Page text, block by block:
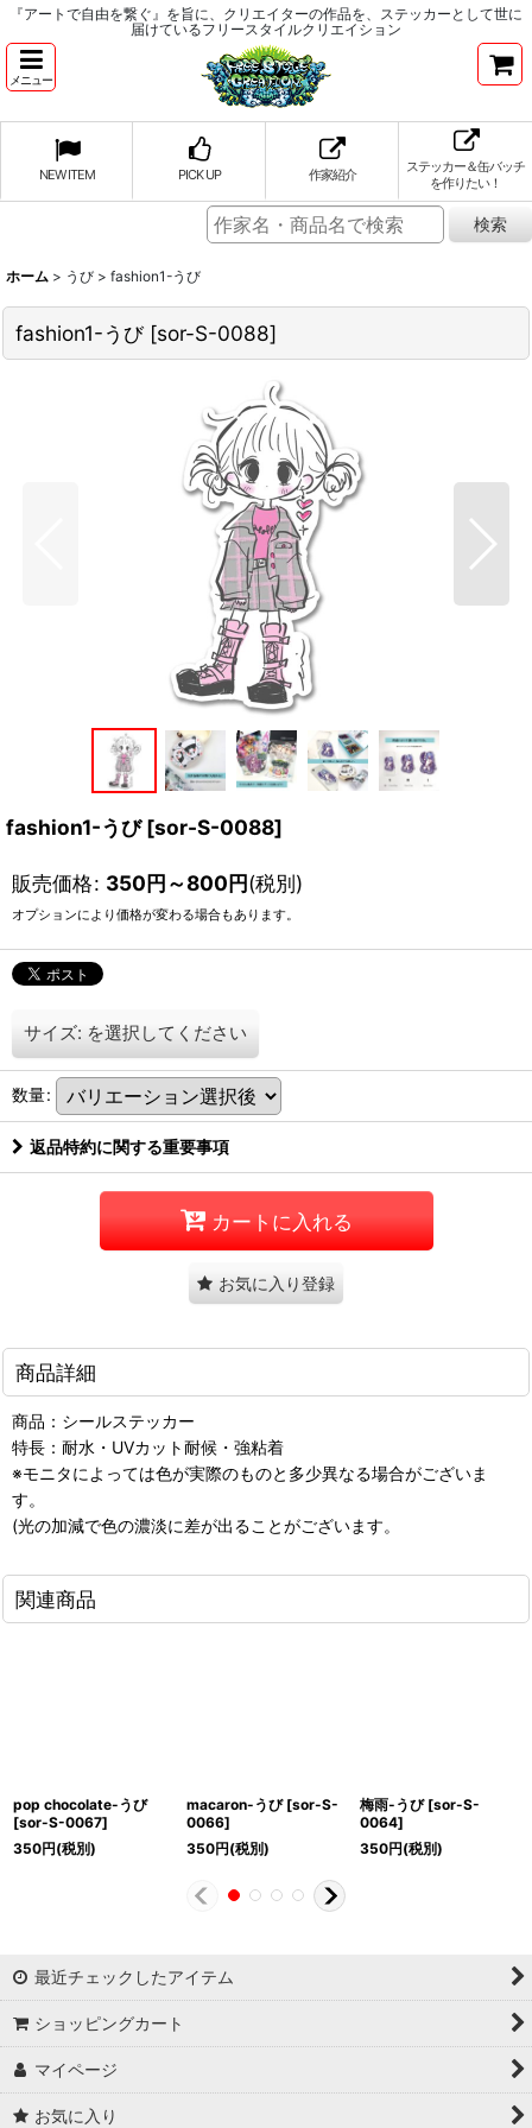
『アートで自由を繋ぐ』を旨に、クリエイターの作品を、ステッカーとして世に
届けているフリースタイルクリエイション
メニュー
NEW ITEM PICK UP 作家紹介
ステッカー＆缶バッチ
を作りたい！
ホーム > うび > fashion1-うび
fashion1-うび [sor-S-0088]
fashion1-うび [sor-S-0088]
販売価格: 350円～800円(税別)
オプションにより価格が変わる場合もあります。
サイズ: を選択してください
数量:
返品特約に関する重要事項
カートに入れる
お気に入り登録
商品詳細
商品：シールステッカー
特長：耐水・UVカット耐候・強粘着
※モニタによっては色が実際のものと多少異なる場合がございま
す。
(光の加減で色の濃淡に差が出ることがございます。
関連商品
pop chocolate-うび
[sor-S-0067]
350円(税別)
macaron-うび [sor-S-
0066]
350円(税別)
梅雨-うび [sor-S-
0064]
350円(税別)
最近チェックしたアイテム
ショッピングカート
マイページ
お気に入り